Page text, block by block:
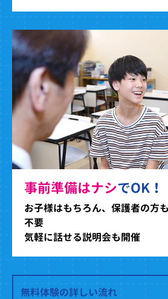
事前準備はナシでOK！
お子様はもちろん、保護者の方
不要
気軽に話せる説明会も開催
無料体験の詳しい流れ